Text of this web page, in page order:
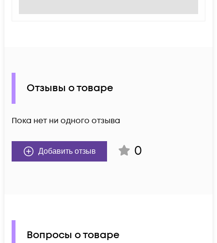
Отзывы о товаре
Пока нет ни одного отзыва
Добавить отзыв 0
Вопросы о товаре